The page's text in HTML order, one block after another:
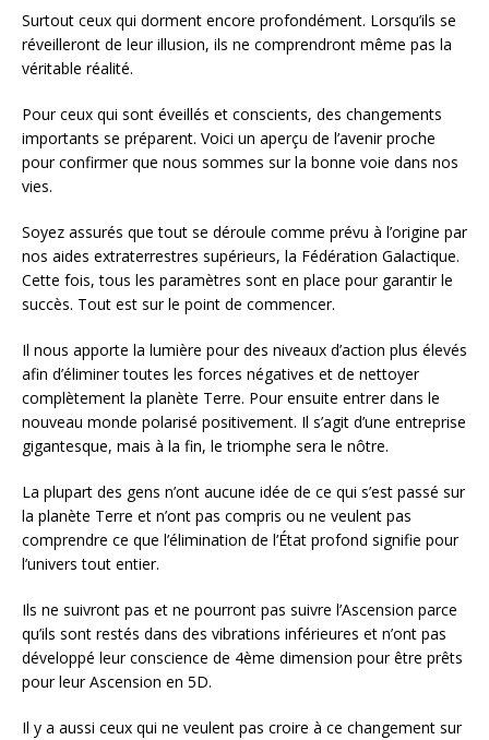
Surtout ceux qui dorment encore profondément. Lorsqu’ils se
réveilleront de leur illusion, ils ne comprendront même pas la
véritable réalité.
Pour ceux qui sont éveillés et conscients, des changements
importants se préparent. Voici un aperçu de l’avenir proche
pour confirmer que nous sommes sur la bonne voie dans nos
vies.
Soyez assurés que tout se déroule comme prévu à l’origine par
nos aides extraterrestres supérieurs, la Fédération Galactique.
Cette fois, tous les paramètres sont en place pour garantir le
succès. Tout est sur le point de commencer.
Il nous apporte la lumière pour des niveaux d’action plus élevés
afin d’éliminer toutes les forces négatives et de nettoyer
complètement la planète Terre. Pour ensuite entrer dans le
nouveau monde polarisé positivement. Il s’agit d’une entreprise
gigantesque, mais à la fin, le triomphe sera le nôtre.
La plupart des gens n’ont aucune idée de ce qui s’est passé sur
la planète Terre et n’ont pas compris ou ne veulent pas
comprendre ce que l’élimination de l’État profond signifie pour
l’univers tout entier.
Ils ne suivront pas et ne pourront pas suivre l’Ascension parce
qu’ils sont restés dans des vibrations inférieures et n’ont pas
développé leur conscience de 4ème dimension pour être prêts
pour leur Ascension en 5D.
Il y a aussi ceux qui ne veulent pas croire à ce changement sur